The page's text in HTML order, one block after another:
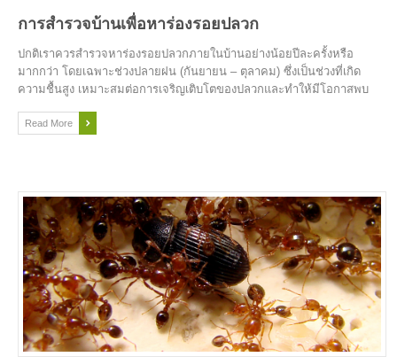
การสำรวจบ้านเพื่อหาร่องรอยปลวก
ปกติเราควรสำรวจหาร่องรอยปลวกภายในบ้านอย่างน้อยปีละครั้งหรือ
มากกว่า โดยเฉพาะช่วงปลายฝน (กันยายน – ตุลาคม) ซึ่งเป็นช่วงที่เกิด
ความชื้นสูง เหมาะสมต่อการเจริญเติบโตของปลวกและทำให้มีโอกาสพบ
Read More